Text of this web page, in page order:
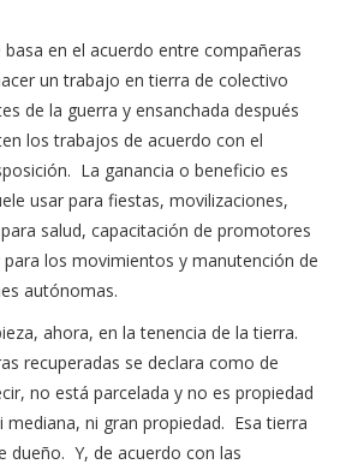
en el acuerdo entre compañeras
un trabajo en tierra de colectivo
de la guerra y ensanchada después
los trabajos de acuerdo con el
La ganancia o beneficio es
usar para fiestas, movilizaciones,
salud, capacitación de promotores
los movimientos y manutención de
autónomas.
ahora, en la tenencia de la tierra.
recuperadas se declara como de
no está parcelada y no es propiedad
mediana, ni gran propiedad. Esa tierra
dueño. Y, de acuerdo con las